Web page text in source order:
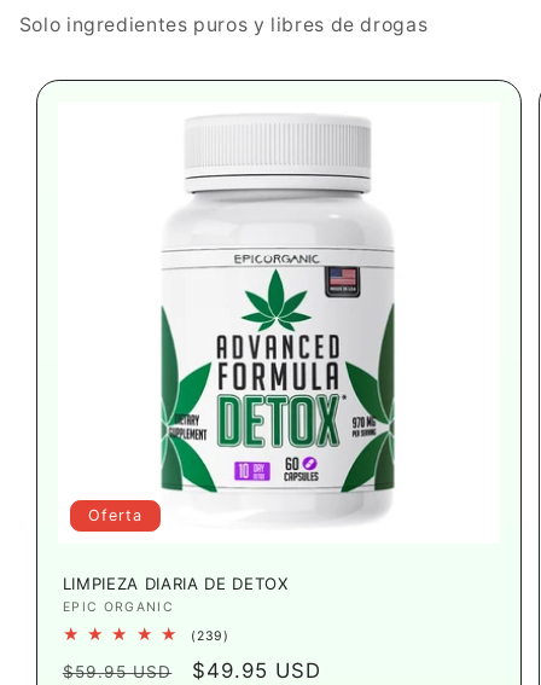
Solo ingredientes puros y libres de drogas
Oferta
LIMPIEZA DIARIA DE DETOX
Proveedor:
EPIC ORGANIC
(239)
totales
Precio
$59.95 USD
Precio
$49.95 USD